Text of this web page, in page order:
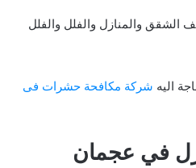
الشقق والمنازل والفلل والفلل
اليه شركة مكافحة حشرات فى
في عجمان